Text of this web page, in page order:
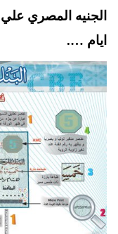
الجنيه المصري
ايام ….